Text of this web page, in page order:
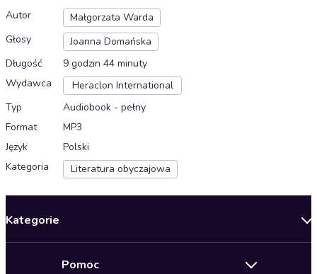
Autor
Małgorzata Warda
Głosy
Joanna Domańska
Długość
9 godzin 44 minuty
Wydawca
Heraclon International
Typ
Audiobook - pełny
Format
MP3
Język
Polski
Kategoria
Literatura obyczajowa
Kategorie
Pomoc